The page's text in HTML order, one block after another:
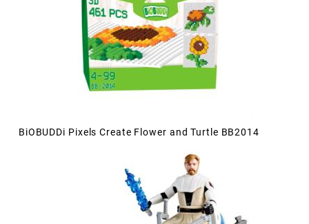
BiOBUDDi Pixels Create Flower and Turtle BB2014